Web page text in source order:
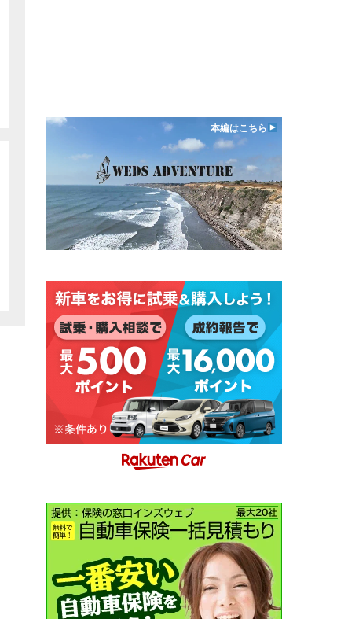
本編はこちら